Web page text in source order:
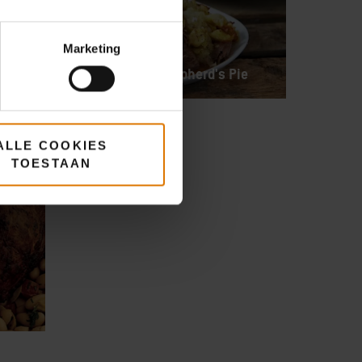
Marketing
COOKIES
TOESTAAN
Pulled Lamb Shepherd's Pie